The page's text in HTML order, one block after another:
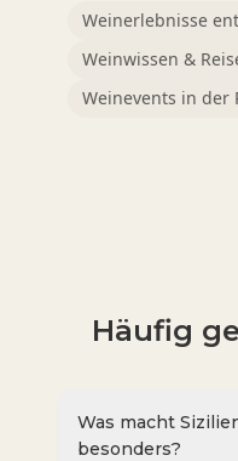
Weinerlebnisse
Weinwissen &
Weinevents in der
Häufig
Was macht
besonders?